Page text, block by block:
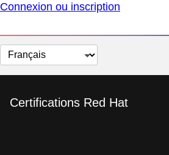
Connexion ou inscription
Changer
la
Certifications Red Hat